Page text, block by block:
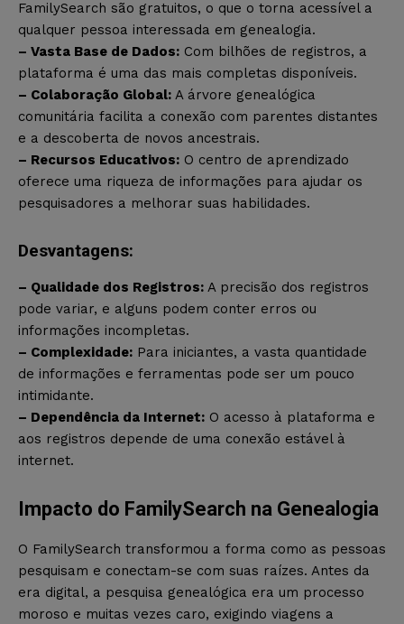
FamilySearch são gratuitos, o que o torna acessível a
qualquer pessoa interessada em genealogia.
– Vasta Base de Dados: Com bilhões de registros, a
plataforma é uma das mais completas disponíveis.
– Colaboração Global: A árvore genealógica
comunitária facilita a conexão com parentes distantes
e a descoberta de novos ancestrais.
– Recursos Educativos: O centro de aprendizado
oferece uma riqueza de informações para ajudar os
pesquisadores a melhorar suas habilidades.
Desvantagens:
– Qualidade dos Registros: A precisão dos registros
pode variar, e alguns podem conter erros ou
informações incompletas.
– Complexidade: Para iniciantes, a vasta quantidade
de informações e ferramentas pode ser um pouco
intimidante.
– Dependência da Internet: O acesso à plataforma e
aos registros depende de uma conexão estável à
internet.
Impacto do FamilySearch na Genealogia
O FamilySearch transformou a forma como as pessoas
pesquisam e conectam-se com suas raízes. Antes da
era digital, a pesquisa genealógica era um processo
moroso e muitas vezes caro, exigindo viagens a